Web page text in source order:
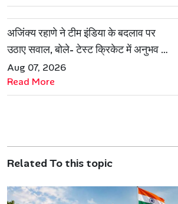
अजिंक्य रहाणे ने टीम इंडिया के बदलाव पर
उठाए सवाल, बोले- टेस्ट क्रिकेट में अनुभव की
जरूरत हमेशा रहेगी
Aug 07, 2026
Read More
Related To this topic